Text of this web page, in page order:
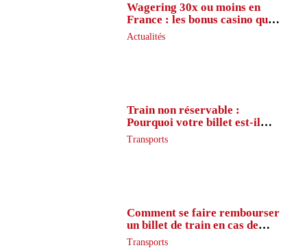
Wagering 30x ou moins en
France : les bonus casino que
peu de joueurs connaissent
vraiment
Actualités
Train non réservable :
Pourquoi votre billet est-il
inaccessible ?
Transports
Comment se faire rembourser
un billet de train en cas de
retard ?
Transports